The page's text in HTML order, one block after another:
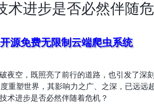
术进步是否必然伴随危
源免费无限制云端爬虫系统
空，既照亮了前行的道路，也引发了深
重塑世界，其影响力之广、之深，已远远
术进步是否必然伴随着危机？